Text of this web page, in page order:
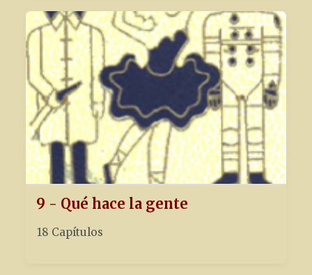
9 - Qué hace la gente
18 Capítulos